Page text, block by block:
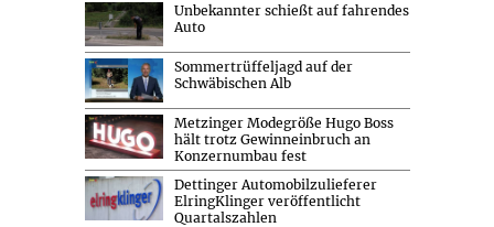
Unbekannter schießt auf fahrendes
Auto
Sommertrüffeljagd auf der
Schwäbischen Alb
Metzinger Modegröße Hugo Boss
hält trotz Gewinneinbruch an
Konzernumbau fest
Dettinger Automobilzulieferer
ElringKlinger veröffentlicht
Quartalszahlen